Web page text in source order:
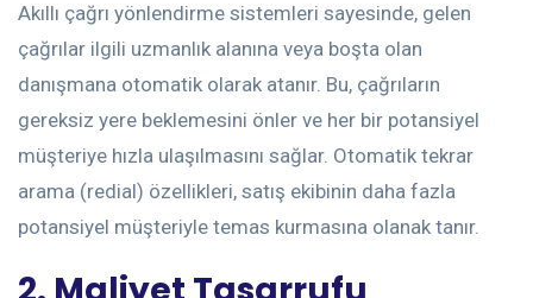
Akıllı çağrı yönlendirme sistemleri sayesinde, gelen
çağrılar ilgili uzmanlık alanına veya boşta olan
danışmana otomatik olarak atanır. Bu, çağrıların
gereksiz yere beklemesini önler ve her bir potansiyel
müşteriye hızla ulaşılmasını sağlar. Otomatik tekrar
arama (redial) özellikleri, satış ekibinin daha fazla
potansiyel müşteriyle temas kurmasına olanak tanır.